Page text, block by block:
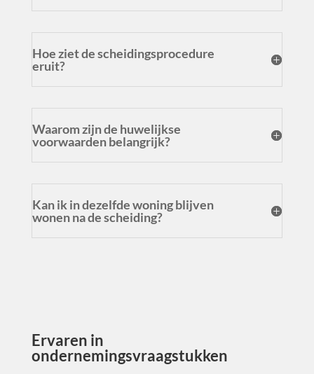
Hoe ziet de scheidingsprocedure
eruit?
Waarom zijn de huwelijkse
voorwaarden belangrijk?
Kan ik in dezelfde woning blijven
wonen na de scheiding?
Ervaren in
ondernemingsvraagstukken